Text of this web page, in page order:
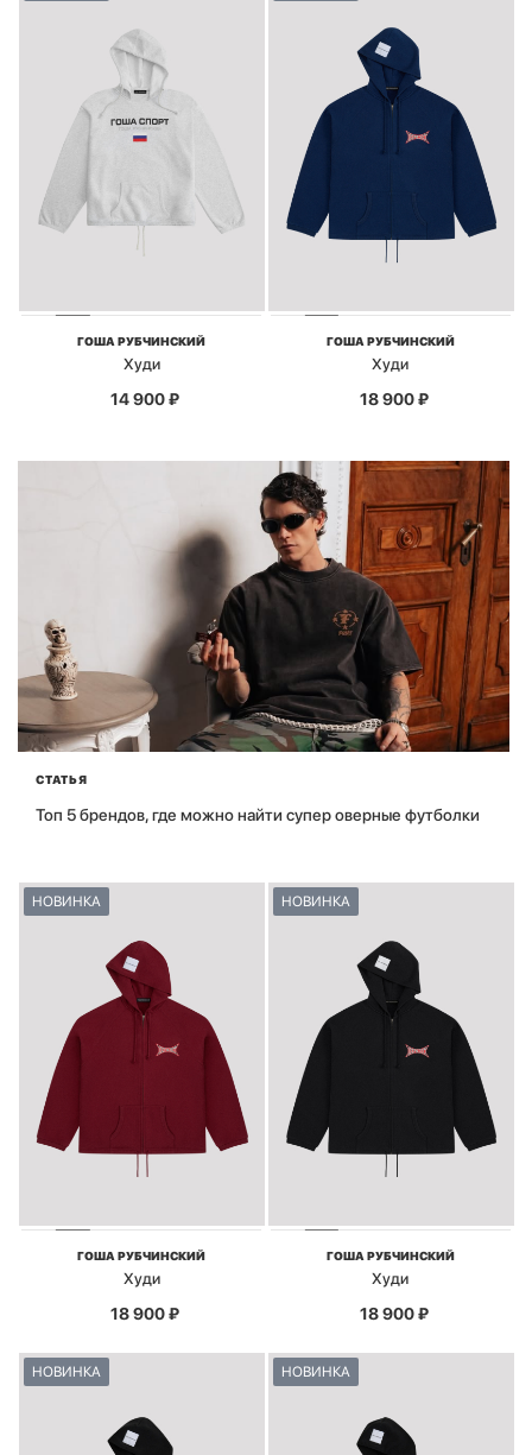
ГОША РУБЧИНСКИЙ
Худи
14 900₽
ГОША РУБЧИНСКИЙ
Худи
18 900₽
СТАТЬЯ
Топ 5 брендов, где можно найти супер оверные футболки
НОВИНКА
ГОША РУБЧИНСКИЙ
Худи
18 900₽
НОВИНКА
ГОША РУБЧИНСКИЙ
Худи
18 900₽
НОВИНКА НОВИНКА